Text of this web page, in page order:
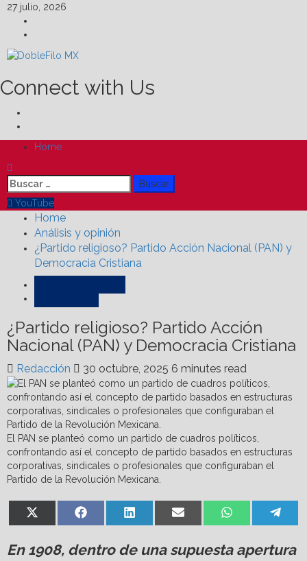
Skip
content
27 julio, 2026
Connect with Us
PrimaryHome
Buscar:
YouTube
Home
Análisis y opinión
¿Partido religioso? Partido Acción Nacional (PAN) y
Democracia Cristiana
¿Partido religioso? Partido Acción
Nacional (PAN) y Democracia Cristiana
Redacción 30 octubre, 2025 6 minutes read
El PAN se planteó como un partido de cuadros políticos,
confrontando así el concepto de partido basados en estructuras
corporativas, sindicales o profesionales que configuraban el
Partido de la Revolución Mexicana.
(Twitter)
Facebook LinkedIn WhatsApp
En 1908, dentro de una supuesta apertura